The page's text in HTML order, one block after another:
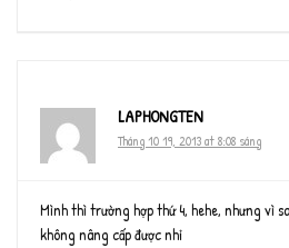
LAPHONGTEN
Tháng 10 19, 2013 at 8:08 sáng
Mình thì trường hợp thứ 4, hehe, nhưng vì
không nâng cấp được nhỉ